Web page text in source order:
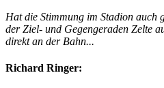
Hat die Stimmung im Stadion auch
der Ziel- und Gegengeraden Zelte
direkt an der Bahn...
Richard Ringer: